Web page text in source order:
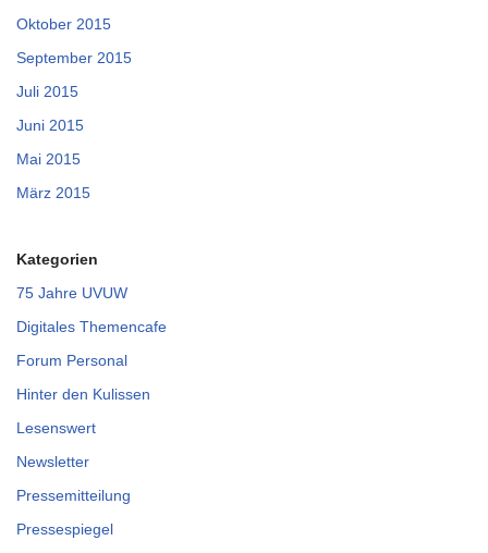
Oktober 2015
September 2015
Juli 2015
Juni 2015
Mai 2015
März 2015
Kategorien
75 Jahre UVUW
Digitales Themencafe
Forum Personal
Hinter den Kulissen
Lesenswert
Newsletter
Pressemitteilung
Pressespiegel